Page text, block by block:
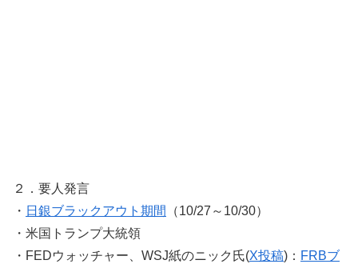
２．要人発言
・ 日銀ブラックアウト期間
（10/27～10/30）
・米国トランプ大統領
・FEDウォッチャー、WSJ紙のニック氏(X投稿)： FRBブ